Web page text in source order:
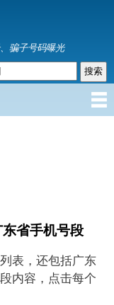
骗子号码曝光
省手机号段
表，还包括广东
内容，点击每个